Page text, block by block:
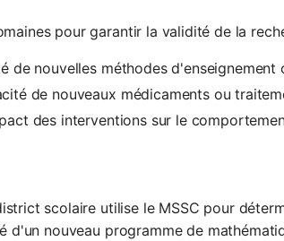
pour garantir la validité de la
de nouvelles méthodes d'enseignement
de nouveaux médicaments ou
des interventions sur le
scolaire utilise le MSSC pour
d'un nouveau programme de